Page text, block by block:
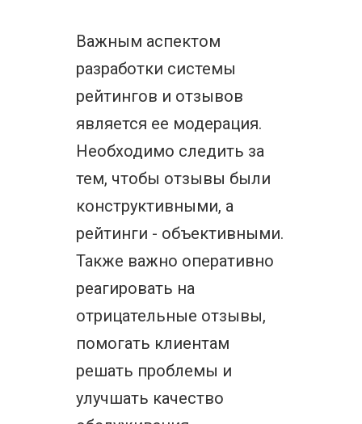
Важным аспектом
разработки системы
рейтингов и отзывов
является ее модерация.
Необходимо следить за
тем, чтобы отзывы были
конструктивными, а
рейтинги - объективными.
Также важно оперативно
реагировать на
отрицательные отзывы,
помогать клиентам
решать проблемы и
улучшать качество